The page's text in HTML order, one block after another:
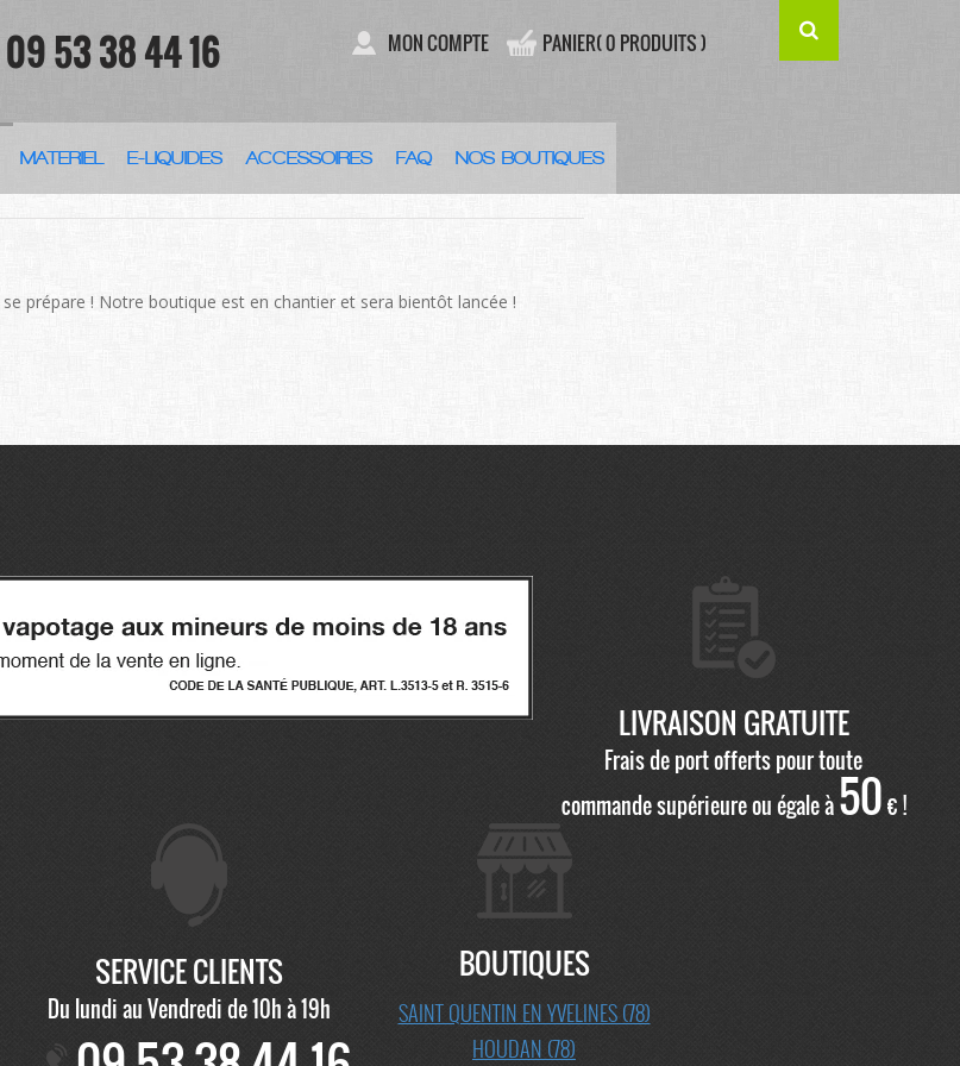
09 53 38 44 16 MON COMPTE PANIER( 0 PRODUITS )
MATERIEL E-LIQUIDES ACCESSOIRES FAQ NOS BOUTIQUES
SE PROFILENT À L’HORIZON
se prépare ! Notre boutique est en chantier et sera bientôt lancée !
LIVRAISON GRATUITE
Frais de port offerts pour toute
commande supérieure ou égale à50€ !
SERVICE CLIENTS
Du lundi au Vendredi de 10h à 19h
BOUTIQUES
SAINT QUENTIN EN YVELINES (78)
HOUDAN (78)